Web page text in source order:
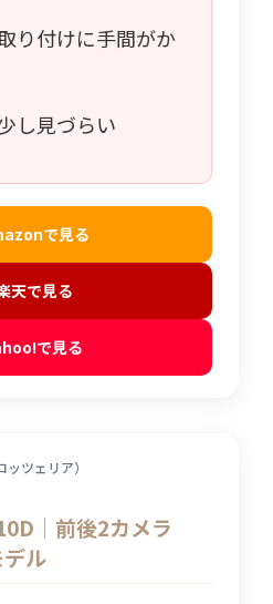
り付けに手間がか
し見づらい
で見る
天で見る
で見る
ツェリア）
｜前後2カメラ
ル